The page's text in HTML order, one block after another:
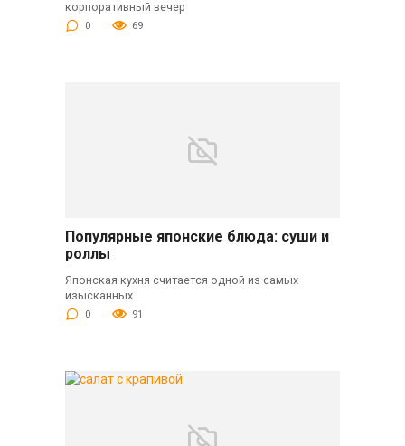
корпоративный вечер
0 69
Популярные японские блюда: суши и
роллы
Японская кухня считается одной из самых
изысканных
0 91